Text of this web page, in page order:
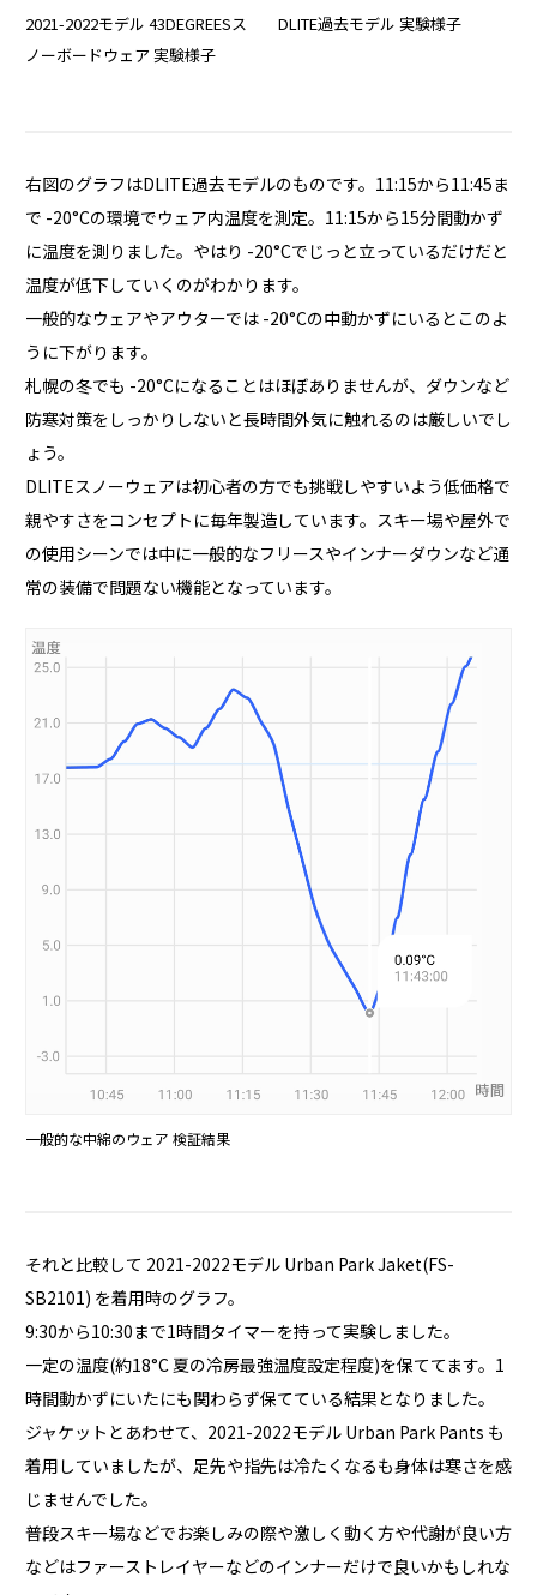
2021-2022モデル 43DEGREESス
ノーボードウェア 実験様子
DLITE過去モデル 実験様子
右図のグラフはDLITE過去モデルのものです。11:15から11:45ま
で -20°Cの環境でウェア内温度を測定。11:15から15分間動かず
に温度を測りました。やはり -20°Cでじっと立っているだけだと
温度が低下していくのがわかります。
一般的なウェアやアウターでは -20°Cの中動かずにいるとこのよ
うに下がります。
札幌の冬でも -20°Cになることはほぼありませんが、ダウンなど
防寒対策をしっかりしないと長時間外気に触れるのは厳しいでし
ょう。
DLITEスノーウェアは初心者の方でも挑戦しやすいよう低価格で
親やすさをコンセプトに毎年製造しています。スキー場や屋外で
の使用シーンでは中に一般的なフリースやインナーダウンなど通
常の装備で問題ない機能となっています。
一般的な中綿のウェア 検証結果
それと比較して 2021-2022モデル Urban Park Jaket(FS-
SB2101) を着用時のグラフ。
9:30から10:30まで1時間タイマーを持って実験しました。
一定の温度(約18°C 夏の冷房最強温度設定程度)を保ててます。1
時間動かずにいたにも関わらず保てている結果となりました。
ジャケットとあわせて、2021-2022モデル Urban Park Pants も
着用していましたが、足先や指先は冷たくなるも身体は寒さを感
じませんでした。
普段スキー場などでお楽しみの際や激しく動く方や代謝が良い方
などはファーストレイヤーなどのインナーだけで良いかもしれな